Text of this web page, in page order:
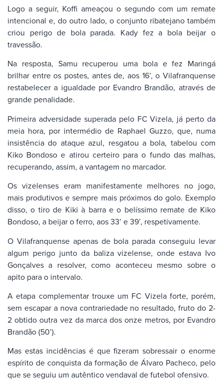
Logo a seguir, Koffi ameaçou o segundo com um remate
intencional e, do outro lado, o conjunto ribatejano também
criou perigo de bola parada. Kady fez a bola beijar o
travessão.
Na resposta, Samu recuperou uma bola e fez Maringá
brilhar entre os postes, antes de, aos 16’, o Vilafranquense
restabelecer a igualdade por Evandro Brandão, através de
grande penalidade.
Primeira adversidade superada pelo FC Vizela, já perto da
meia hora, por intermédio de Raphael Guzzo, que, numa
insistência do ataque azul, resgatou a bola, tabelou com
Kiko Bondoso e atirou certeiro para o fundo das malhas,
recuperando, assim, a vantagem no marcador.
Os vizelenses eram manifestamente melhores no jogo,
mais produtivos e sempre mais próximos do golo. Exemplo
disso, o tiro de Kiki à barra e o belíssimo remate de Kiko
Bondoso, a beijar o ferro, aos 33’ e 39’, respetivamente.
O Vilafranquense apenas de bola parada conseguiu levar
algum perigo junto da baliza vizelense, onde estava Ivo
Gonçalves a resolver, como aconteceu mesmo sobre o
apito para o intervalo.
A etapa complementar trouxe um FC Vizela forte, porém,
sem escapar a nova contrariedade no resultado, fruto do 2-
2 obtido outra vez da marca dos onze metros, por Evandro
Brandão (50’).
Mas estas incidências é que fizeram sobressair o enorme
espírito de conquista da formação de Álvaro Pacheco, pelo
que se seguiu um autêntico vendaval de futebol ofensivo.